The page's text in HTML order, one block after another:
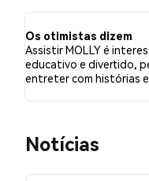
Os otimistas dizem
Assistir MOLLY é
educativo e divertido,
entreter com histórias
​​Notícias​​